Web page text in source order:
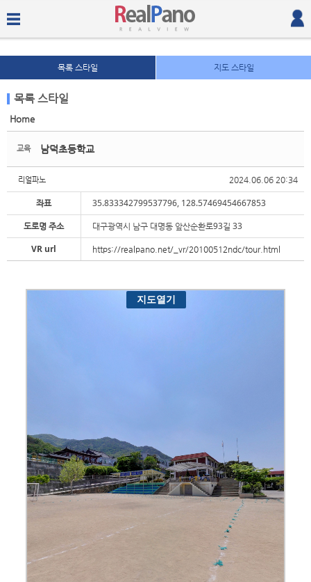
목록 스타일 지도 스타일
목록 스타일
Home
교육
2024.06.06 20:34
남덕초등학교
리얼파노
좌표
35.833342799537796, 128.57469454667853
도로명 주소
대구광역시 남구 대명동 앞산순환로93길 33
VR url
https://realpano.net/_vr/20100512ndc/tour.html
Sketchbook5, 스케치북5
Sketchbook5, 스케치북5
Sketchbook5, 스케치북5
Sketchbook5, 스케치북5